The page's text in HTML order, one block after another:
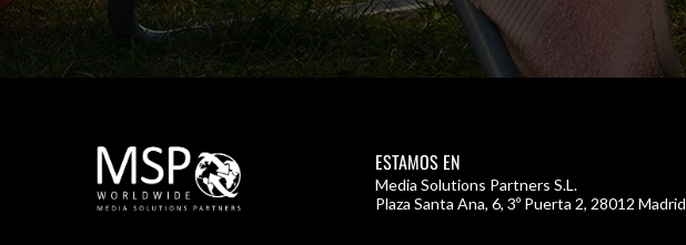
ESTAMOS EN
Media Solutions Partners S.L.
Plaza Santa Ana, 6, 3º Puerta 2, 28012 Madrid